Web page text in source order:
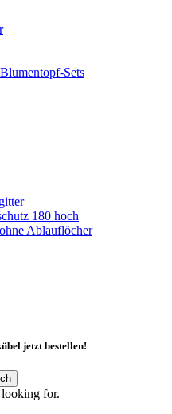
Sets
180 hoch
Ablauflöcher
jetzt bestellen!
looking for.